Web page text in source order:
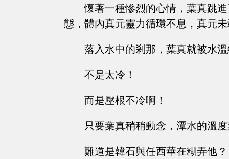
懷著一種慘烈的心情，葉真跳
態，體內真元靈力循環不息，真元
落入水中的剎那，葉真就被水
不是太冷！
而是壓根不冷啊！
只要葉真稍稍動念，潭水的溫
難道是韓石與任西華在糊弄他？